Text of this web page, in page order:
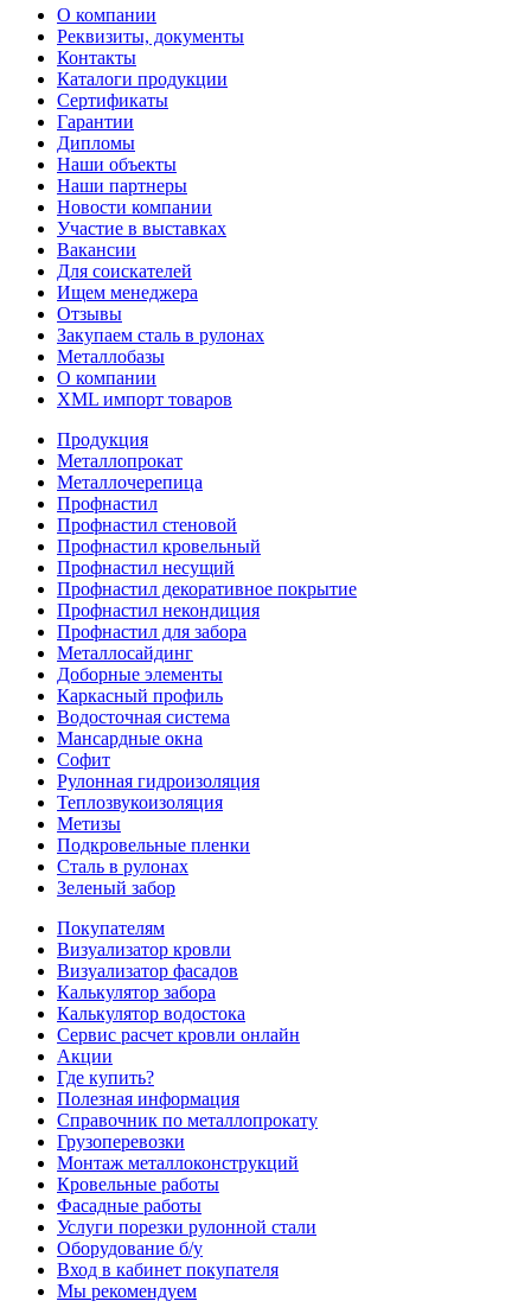
О компании
Реквизиты, документы
Контакты
Каталоги продукции
Сертификаты
Гарантии
Дипломы
Наши объекты
Наши партнеры
Новости компании
Участие в выставках
Вакансии
Для соискателей
Ищем менеджера
Отзывы
Закупаем сталь в рулонах
Металлобазы
О компании
XML импорт товаров
Продукция
Металлопрокат
Металлочерепица
Профнастил
Профнастил стеновой
Профнастил кровельный
Профнастил несущий
Профнастил декоративное покрытие
Профнастил некондиция
Профнастил для забора
Металлосайдинг
Доборные элементы
Каркасный профиль
Водосточная система
Мансардные окна
Софит
Рулонная гидроизоляция
Теплозвукоизоляция
Метизы
Подкровельные пленки
Сталь в рулонах
Зеленый забор
Покупателям
Визуализатор кровли
Визуализатор фасадов
Калькулятор забора
Калькулятор водостока
Сервис расчет кровли онлайн
Акции
Где купить?
Полезная информация
Справочник по металлопрокату
Грузоперевозки
Монтаж металлоконструкций
Кровельные работы
Фасадные работы
Услуги порезки рулонной стали
Оборудование б/у
Вход в кабинет покупателя
Мы рекомендуем